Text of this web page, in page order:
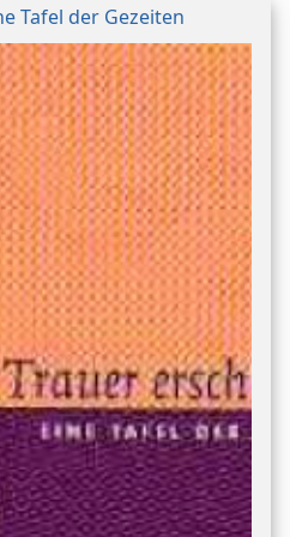
Tafel der Gezeiten